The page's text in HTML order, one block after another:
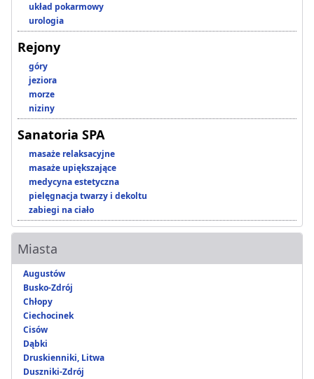
układ pokarmowy
urologia
Rejony
góry
jeziora
morze
niziny
Sanatoria SPA
masaże relaksacyjne
masaże upiększające
medycyna estetyczna
pielęgnacja twarzy i dekoltu
zabiegi na ciało
Miasta
Augustów
Busko-Zdrój
Chłopy
Ciechocinek
Cisów
Dąbki
Druskienniki, Litwa
Duszniki-Zdrój